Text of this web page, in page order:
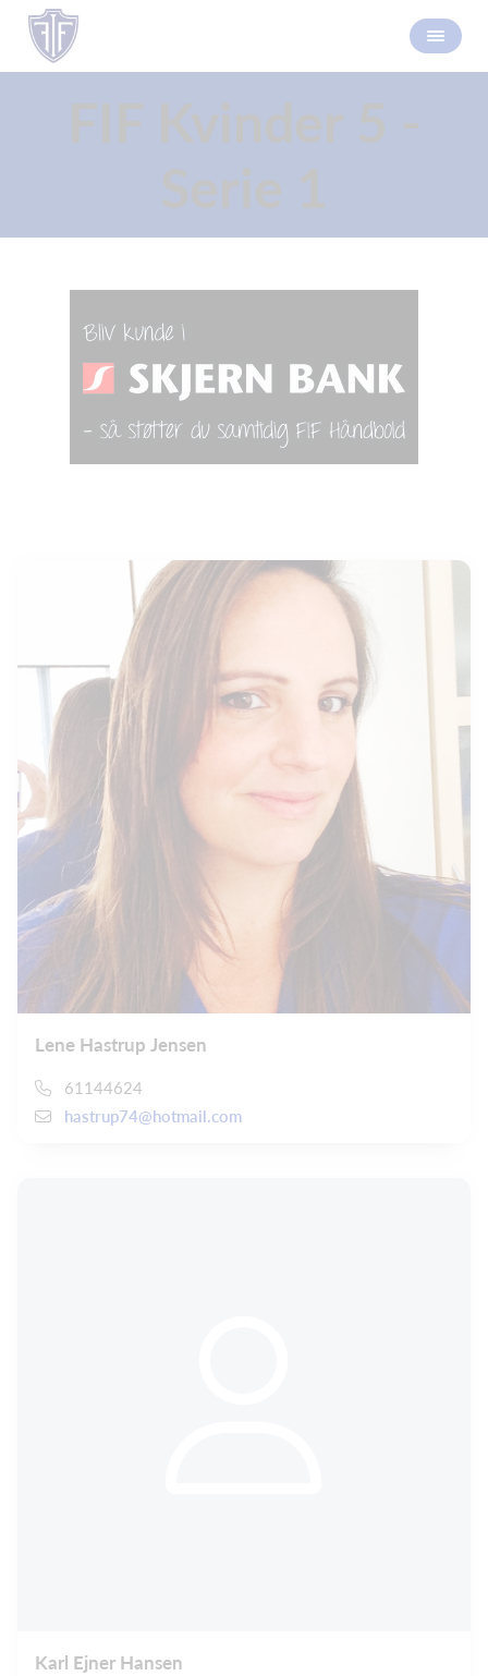
FIF Kvinder 5 -
Serie 1
Lene Hastrup Jensen
61144624
hastrup74@hotmail.com
Karl Ejner Hansen